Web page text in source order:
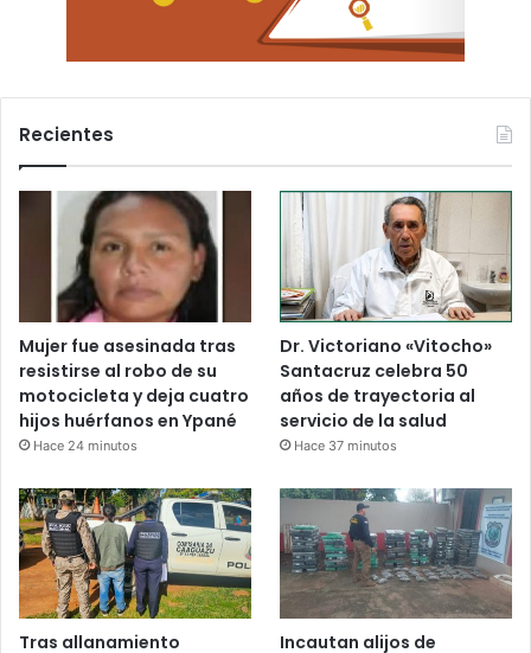
Recientes
Mujer fue asesinada tras
resistirse al robo de su
motocicleta y deja cuatro
hijos huérfanos en Ypané
Hace 24 minutos
Dr. Victoriano «Vitocho»
Santacruz celebra 50
años de trayectoria al
servicio de la salud
Hace 37 minutos
Tras allanamiento
Incautan alijos de